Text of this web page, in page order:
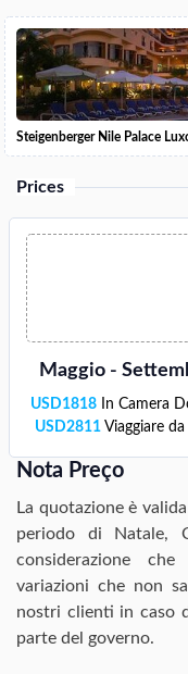
Steigenberger Nile Palace
Prices
Maggio -
USD1818 In Camera
USD2811 Viaggiare
Nota Preço
La quotazione è
periodo di Natale,
considerazione
variazioni che non
nostri clienti in caso
parte del governo.